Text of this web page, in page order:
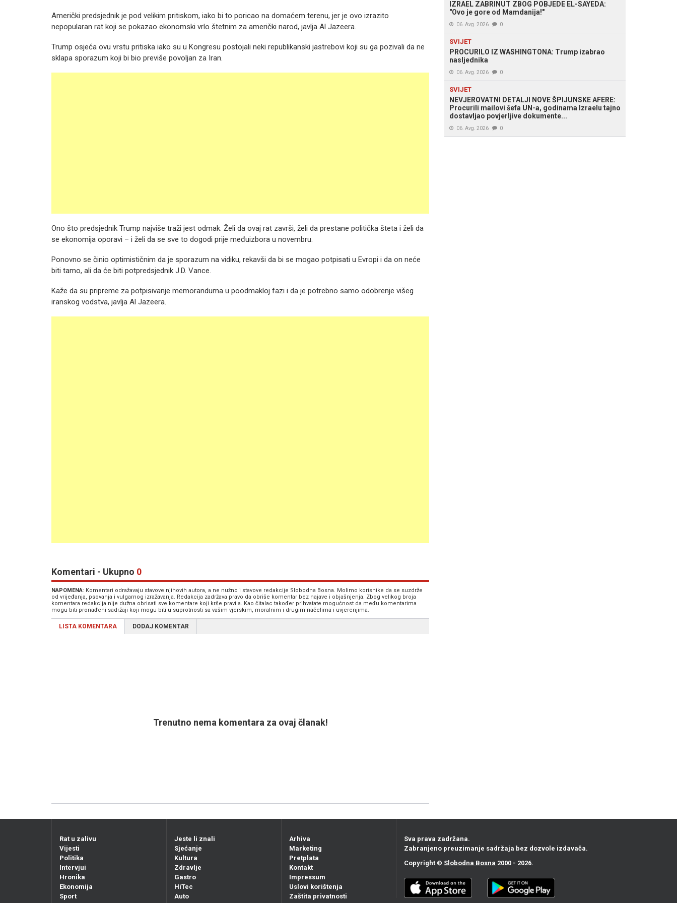
Američki predsjednik je pod velikim pritiskom, iako bi to poricao na domaćem terenu, jer je ovo izrazito
nepopularan rat koji se pokazao ekonomski vrlo štetnim za američki narod, javlja Al Jazeera.
Trump osjeća ovu vrstu pritiska iako su u Kongresu postojali neki republikanski jastrebovi koji su ga pozivali da ne
sklapa sporazum koji bi bio previše povoljan za Iran.
Ono što predsjednik Trump najviše traži jest odmak. Želi da ovaj rat završi, želi da prestane politička šteta i želi da
se ekonomija oporavi – i želi da se sve to dogodi prije međuizbora u novembru.
Ponovno se činio optimističnim da je sporazum na vidiku, rekavši da bi se mogao potpisati u Evropi i da on neće
biti tamo, ali da će biti potpredsjednik J.D. Vance.
Kaže da su pripreme za potpisivanje memoranduma u poodmakloj fazi i da je potrebno samo odobrenje višeg
iranskog vodstva, javlja Al Jazeera.
Komentari - Ukupno 0
NAPOMENA: Komentari odražavaju stavove njihovih autora, a ne nužno i stavove redakcije Slobodna Bosna. Molimo korisnike da se suzdrže
od vrijeđanja, psovanja i vulgarnog izražavanja. Redakcija zadržava pravo da obriše komentar bez najave i objašnjenja. Zbog velikog broja
komentara redakcija nije dužna obrisati sve komentare koji krše pravila. Kao čitalac također prihvatate mogućnost da među komentarima
mogu biti pronađeni sadržaji koji mogu biti u suprotnosti sa vašim vjerskim, moralnim i drugim načelima i uvjerenjima.
LISTA KOMENTARA DODAJ KOMENTAR
Trenutno nema komentara za ovaj članak!
IZRAEL ZABRINUT ZBOG POBJEDE EL-SAYEDA:
"Ovo je gore od Mamdanija!"
06. Avg. 2026 0
SVIJET
PROCURILO IZ WASHINGTONA: Trump izabrao
nasljednika
06. Avg. 2026 0
SVIJET
NEVJEROVATNI DETALJI NOVE ŠPIJUNSKE AFERE:
Procurili mailovi šefa UN-a, godinama Izraelu tajno
dostavljao povjerljive dokumente...
06. Avg. 2026 0
Rat u zalivu
Vijesti
Politika
Intervjui
Hronika
Ekonomija
Sport
Jeste li znali
Sjećanje
Kultura
Zdravlje
Gastro
HiTec
Auto
Arhiva
Marketing
Pretplata
Kontakt
Impressum
Uslovi korištenja
Zaštita privatnosti
Sva prava zadržana.
Zabranjeno preuzimanje sadržaja bez dozvole izdavača.
Copyright © Slobodna Bosna 2000 - 2026.